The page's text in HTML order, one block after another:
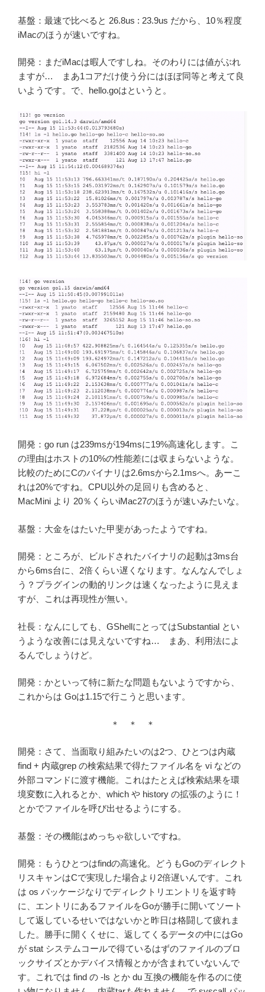
基盤：最速で比べると 26.8us : 23.9us だから、10％程度
iMacのほうが速いですね。
開発：まだiMacは暇人ですしね。そのわりには値がぶれ
ますが… まあ1コアだけ使う分にはほぼ同等と考えて良
いようです。で、hello.goはというと。
開発：go run は239msが194msに19%高速化します。こ
の理由はホストの10%の性能差には収まらないような。
比較のためにCのバイナリは2.6msから2.1msへ。あーこ
れは20%ですね。CPU以外の足回りも含めると、
MacMini より 20％くらいiMac27のほうが速いみたいな。
基盤：大金をはたいた甲斐があったようですね。
開発：ところが、ビルドされたバイナリの起動は3ms台
から6ms台に、2倍くらい遅くなります。なんなんでしょ
う？プラグインの動的リンクは速くなったように見えま
すが、これは再現性が無い。
社長：なんにしても、GShellにとってはSubstantial とい
うような改善には見えないですね… まあ、利用法によ
るんでしょうけど。
開発：かといって特に新たな問題もないようですから、
これからは Goは1.15で行こうと思います。
＊ ＊ ＊
開発：さて、当面取り組みたいのは2つ、ひとつは内蔵
find + 内蔵grep の検索結果で得たファイル名を vi などの
外部コマンドに渡す機能。これはたとえば検索結果を環
境変数に入れるとか、which や history の拡張のように！
とかでファイルを呼び出せるようにする。
基盤：その機能はめっちゃ欲しいですね。
開発：もうひとつはfindの高速化。どうもGoのディレクト
リスキャンはCで実現した場合より2倍遅いんです。これ
は os パッケージなりでディレクトリエントリを返す時
に、エントリにあるファイルをGoが勝手に開いてソート
して返しているせいではないかと昨日は格闘して疲れま
した。勝手に開くくせに、返してくるデータの中にはGo
が stat システムコールで得ているはずのファイルのブロ
ックサイズとかデバイス情報とかが含まれていないんで
す。これでは find の -ls とか du 互換の機能を作るのに使